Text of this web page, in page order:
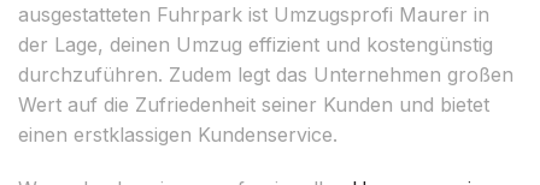
ausgestatteten Fuhrpark ist Umzugsprofi Maurer in
der Lage, deinen Umzug effizient und kostengünstig
durchzuführen. Zudem legt das Unternehmen großen
Wert auf die Zufriedenheit seiner Kunden und bietet
einen erstklassigen Kundenservice.